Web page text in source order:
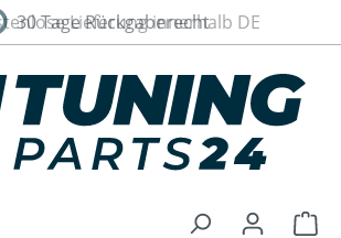
Lieferung innerhalb DE
30 Tage Rückgaberecht